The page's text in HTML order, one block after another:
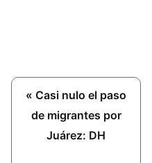
Previous
Post:
« Casi nulo el paso
de migrantes por
Juárez: DH